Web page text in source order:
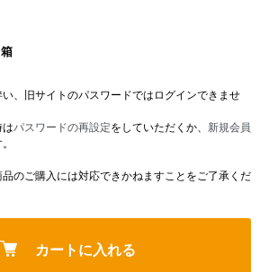
箱
、旧サイトのパスワードではログインできませ
はパスワードの再設定をしていただくか、 新規会員
のご購入には対応できかねますことをご了承くだ
カートに入れる